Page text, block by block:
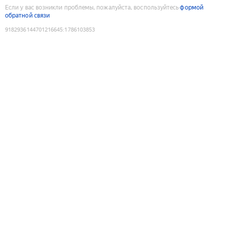
Если у вас возникли проблемы, пожалуйста, воспользуйтесьформой
обратной связи
9182936144701216645:1786103853